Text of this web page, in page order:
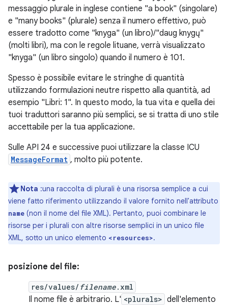
messaggio plurale in inglese contiene "a book" (singolare)
e "many books" (plurale) senza il numero effettivo, può
essere tradotto come "knyga" (un libro)/"daug knygų"
(molti libri), ma con le regole lituane, verrà visualizzato
"knyga" (un libro singolo) quando il numero è 101.
Spesso è possibile evitare le stringhe di quantità
utilizzando formulazioni neutre rispetto alla quantità, ad
esempio "Libri: 1". In questo modo, la tua vita e quella dei
tuoi traduttori saranno più semplici, se si tratta di uno stile
accettabile per la tua applicazione.
Sulle API 24 e successive puoi utilizzare la classe ICU
MessageFormat , molto più potente.
Nota :una raccolta di plurali è una risorsa semplice a cui
viene fatto riferimento utilizzando il valore fornito nell'attributo
name (non il nome del file XML). Pertanto, puoi combinare le
risorse per i plurali con altre risorse semplici in un unico file
XML, sotto un unico elemento <resources>.
posizione del file:
res/values/ filename.xml
Il nome file è arbitrario. L' <plurals> dell'elemento